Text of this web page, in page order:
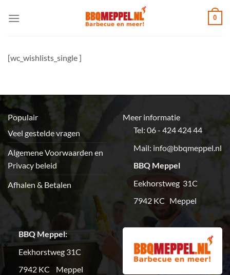
naar
0
[wc_wishlists_single ]
Populair
Veel gestelde vragen
Algemene Voorwaarden en
Privacy beleid
Afhalen & Betalen
Meer informatie
Tel: 06 - 424 424 44
Mail: info@bbqmeppel.nl
BBQ Meppel
Eekhorstweg 31C
7942 KC Meppel
BBQ Meppel:
Eekhorstweg 31C
7942 KC Meppel